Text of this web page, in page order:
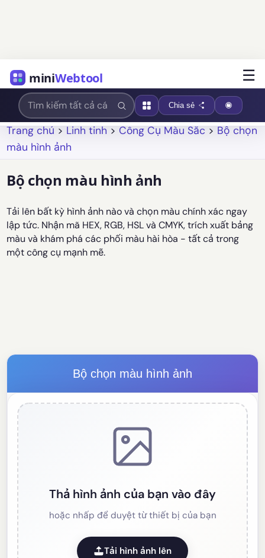
miniWebtool ☰
Chia sẻ
Trang chủ > Linh tinh >Công Cụ Màu Sắc > Bộ chọn
màu hình ảnh
Bộ chọn màu hình ảnh
Tải lên bất kỳ hình ảnh nào và chọn màu chính xác ngay
lập tức. Nhận mã HEX, RGB, HSL và CMYK, trích xuất bảng
màu và khám phá các phối màu hài hòa - tất cả trong
một công cụ mạnh mẽ.
Bộ chọn màu hình ảnh
Thả hình ảnh của bạn vào đây
hoặc nhấp để duyệt từ thiết bị của bạn
Tải hình ảnh lên